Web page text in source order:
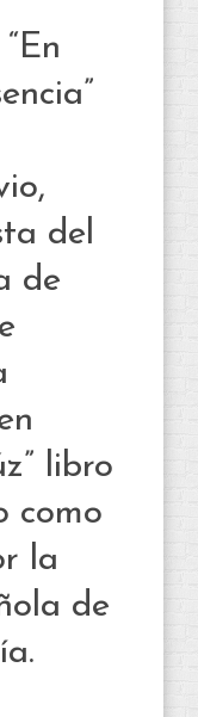
del
de
libro
como
la
de